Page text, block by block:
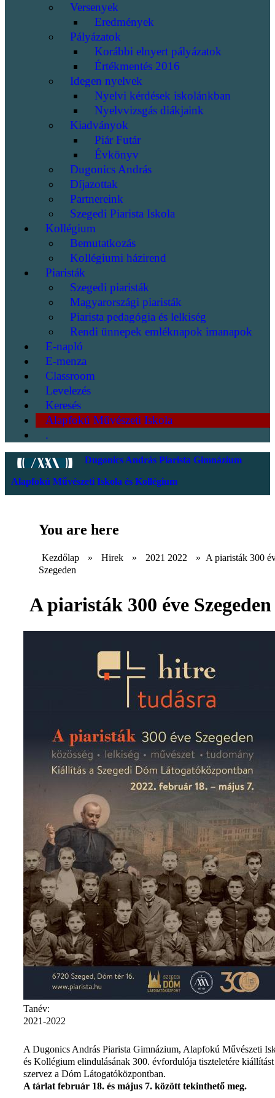
Versenyek
Eredmények
Pályázatok
Korábbi elnyert pályázatok
Értékmentés 2016
Idegen nyelvek
Nyelvi kérdések iskolánkban
Nyelvvizsgás diákjaink
Kiadványok
Piár Futár
Évkönyv
Dugonics András
Díjazottak
Partnereink
Szegedi Piarista Iskola
Kollégium
Bemutatkozás
Kollégiumi házirend
Piaristák
Szegedi piaristák
Magyarországi piaristák
Piarista pedagógia és lelkiség
Rendi ünnepek emléknapok imanapok
E-napló
E-menza
Classroom
Levelezés
Keresés
Alapfokú Művészeti Iskola
.
Dugonics András Piarista Gimnázium
Alapfokú Művészeti Iskola és Kollégium
You are here
Kezdőlap » Hirek » 2021 2022 » A piaristák 300
Szegeden
A piaristák 300 éve Szegeden
Tanév:
2021-2022
A Dugonics András Piarista Gimnázium, Alapfokú Művészeti
és Kollégium elindulásának 300. évfordulója tiszteletére kiállítást
szervez a Dóm Látogatóközpontban.
A tárlat február 18. és május 7. között tekinthető meg.